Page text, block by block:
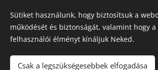
Reggeli ima
Sütiket használunk, hogy biztosítsuk a
működését és biztonságát, valamint hogy
felhasználói élményt kínáljuk Neked.
Csak a legszükségesebbek elfogadása